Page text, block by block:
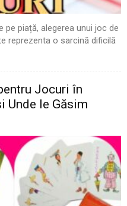
piață, alegerea unui joc de
reprezenta o sarcină dificilă
Jocuri în
Unde le Găsim